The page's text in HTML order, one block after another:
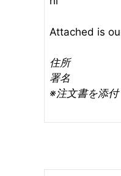
Attached is
住所
署名
※注文書を添付